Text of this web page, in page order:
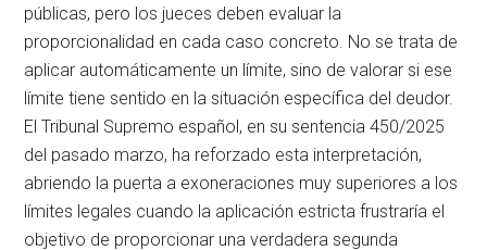
públicas, pero los jueces deben evaluar la
proporcionalidad en cada caso concreto . No se trata de
aplicar automáticamente un límite, sino de valorar si ese
límite tiene sentido en la situación específica del deudor.
El Tribunal Supremo español, en su sentencia 450/2025
del pasado marzo, ha reforzado esta interpretación,
abriendo la puerta a exoneraciones muy superiores a los
límites legales cuando la aplicación estricta frustraría el
objetivo de proporcionar una verdadera segunda